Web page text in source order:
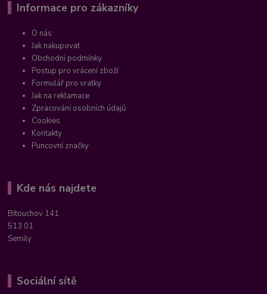
Informace pro zákazníky
O nás
Jak nakupovat
Obchodní podmínky
Postup pro vrácení zboží
Formulář pro vratky
Jak na reklamace
Zpracování osobních údajů
Cookies
Kontakty
Puncovní značky
Kde nás najdete
Bítouchov 141
513 01
Semily
Sociální sítě